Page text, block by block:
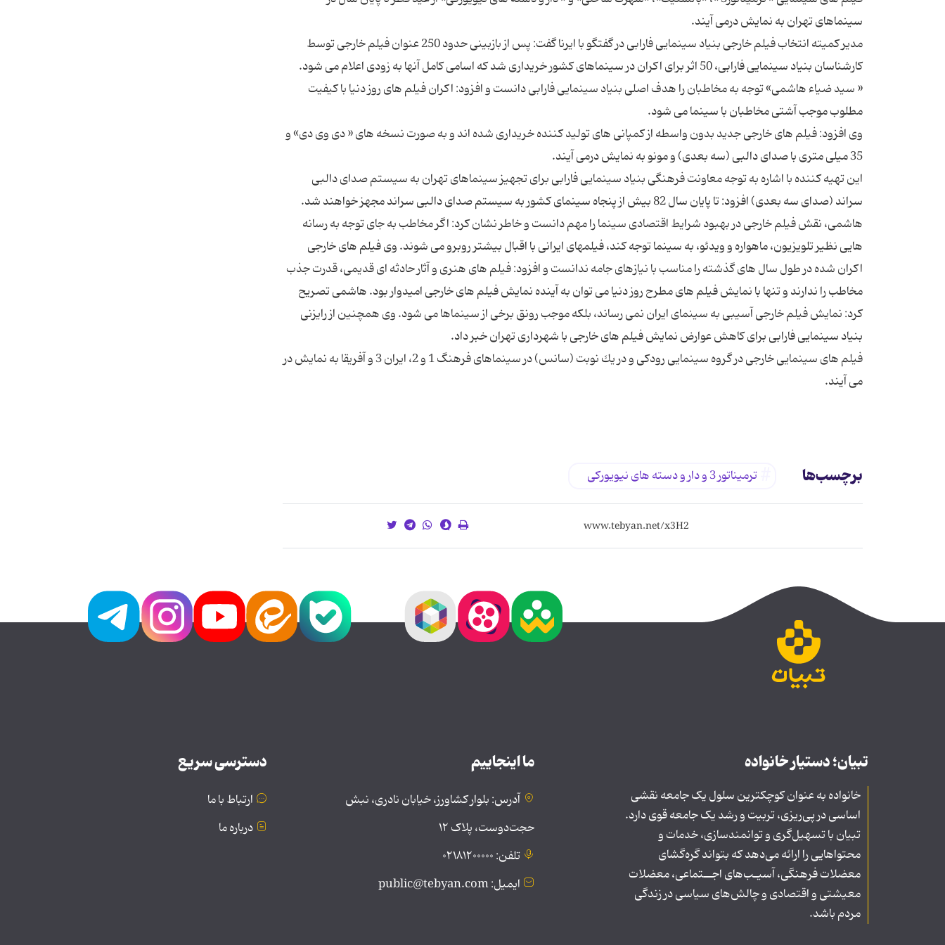
مدیر كمیته انتخاب فیلم خارجی بنیاد سینمایی فارابی در گفتگو با ایرنا گفت: پس از بازبینی حدود 250 عنوان فیلم خارجی توسط
« سید ضیاء هاشمی» توجه به مخاطبان را هدف اصلی بنیاد سینمایی فارابی دانست و افزود: اكران فیلم های روز دنیا با كیفیت
وی افزود: فیلم های خارجی جدید بدون واسطه از كمپانی های تولید كننده خریداری شده اند و به صورت نسخه های « دی وی دی» و
این تهیه كننده با اشاره به توجه معاونت فرهنگی بنیاد سینمایی فارابی برای تجهیز سینماهای تهران به سیستم صدای دالبی
هاشمی، نقش فیلم خارجی در بهبود شرایط اقتصادی سینما را مهم دانست و خاطر نشان كرد: اگر مخاطب به جای توجه به رسانه
هایی نظیر تلویزیون، ماهواره و ویدئو، به سینما توجه كند، فیلمهای ایرانی با اقبال بیشتر روبرو می شوند. وی فیلم های خارجی
اكران شده در طول سال های گذشته را مناسب با نیازهای جامه ندانست و افزود: فیلم های هنری و آثار حادثه ای قدیمی، قدرت جذب
مخاطب را ندارند و تنها با نمایش فیلم های مطرح روز دنیا می توان به آینده نمایش فیلم های خارجی امیدوار بود. هاشمی تصریح
كرد: نمایش فیلم خارجی آسیبی به سینمای ایران نمی رساند، بلكه موجب رونق برخی از سینماها می شود. وی همچنین از رایزنی
فیلم های سینمایی خارجی در گروه سینمایی رودكی و در یك نوبت (سانس) در سینماهای فرهنگ 1 و 2، ایران 3 و آفریقا به نمایش در
برچسب‌ها ترمیناتور 3 و دار و دسته های نیویوركی
تبیان؛ دستیار خانواده
خانواده به عنوان کوچکترین سلول یک جامعه نقشی
اساسی در پی‌ریزی، تربیت و رشد یک جامعه قوی دارد.
تبیان با تسهیل‌گری و توانمندسازی، خدمات و
محتواهایی را ارائه می‌دهد که بتواند گره‌گشای
معضلات فرهنگی، آسیـب‌های اجــتماعی، معضلات
معیشتی و اقتصادی و چالش‌های سیاسی در زندگی
مردم باشد.
ما اینجاییم
آدرس: بلوار کشاورز، خیابان نادری، نبش
حجت‌دوست، پلاک ۱۲
تلفن: ۰۲۱۸۱۲۰۰۰۰۰
ایمیل: public@tebyan.com
دسترسی سریع
ارتباط با ما
درباره ما